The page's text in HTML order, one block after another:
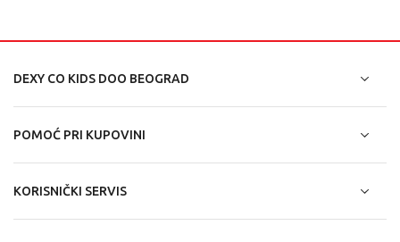
DEXY CO KIDS DOO BEOGRAD
POMOĆ PRI KUPOVINI
KORISNIČKI SERVIS